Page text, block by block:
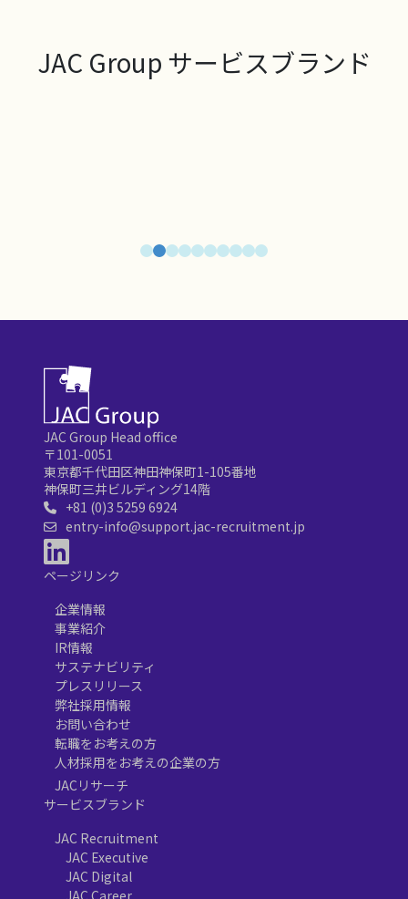
JAC Group サービスブランド
JAC Group Head office
〒101-0051
東京都千代田区神田神保町1-105番地
神保町三井ビルディング14階
+81 (0)3 5259 6924
entry-info@support.jac-recruitment.jp
ページリンク
企業情報
事業紹介
IR情報
サステナビリティ
プレスリリース
弊社採用情報
お問い合わせ
転職をお考えの方
人材採用をお考えの企業の方
JACリサーチ
サービスブランド
JAC Recruitment
JAC Executive
JAC Digital
JAC Career